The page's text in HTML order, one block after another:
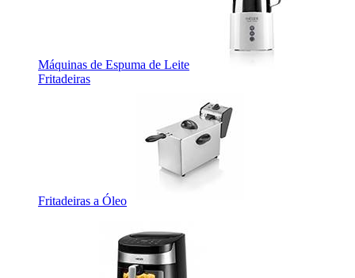
Máquinas de Espuma de Leite
Fritadeiras
Fritadeiras a Óleo